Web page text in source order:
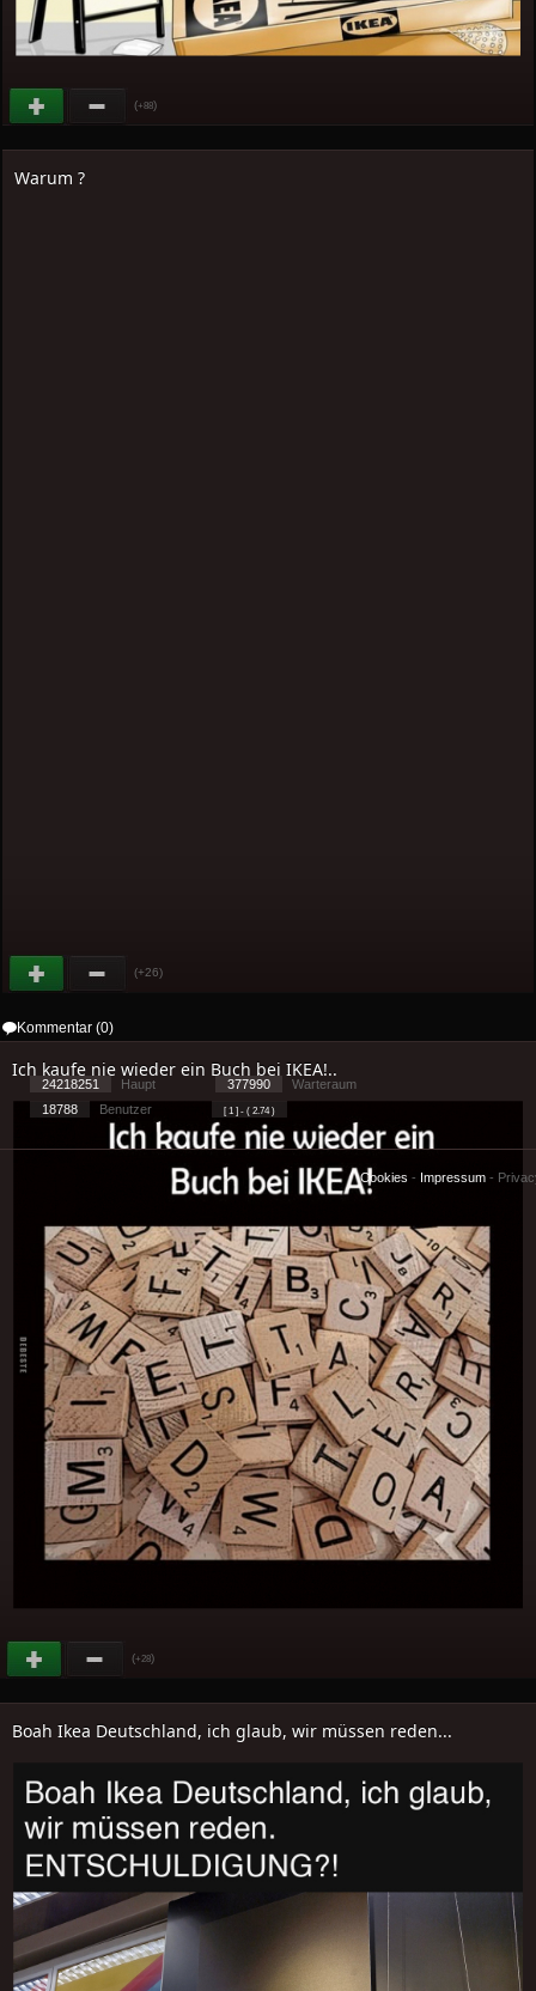
(+88)
Warum ?
(+26)
Kommentar (0)
Ich kaufe nie wieder ein Buch bei IKEA!..
(+28)
Boah Ikea Deutschland, ich glaub, wir müssen reden...
24218251 Haupt 377990
Warteraum
18788
Benutzer [ 1 ] - ( 2.74 )
Cookies - Impressum -